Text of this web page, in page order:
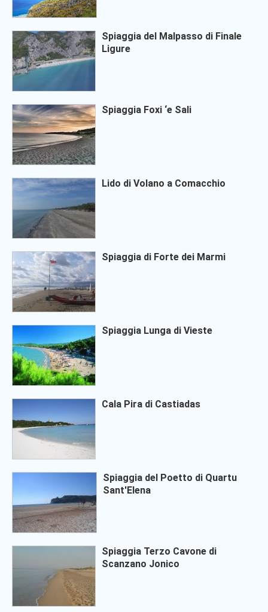
Spiaggia del Malpasso di Finale
Ligure
Spiaggia Foxi ‘e Sali
Lido di Volano a Comacchio
Spiaggia di Forte dei Marmi
Spiaggia Lunga di Vieste
Cala Pira di Castiadas
Spiaggia del Poetto di Quartu
Sant'Elena
Spiaggia Terzo Cavone di
Scanzano Jonico